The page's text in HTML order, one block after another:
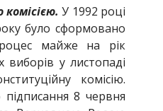
У 1992 році
було сформовано
майже на рік
виборів у листопаді
комісію.
8 червня